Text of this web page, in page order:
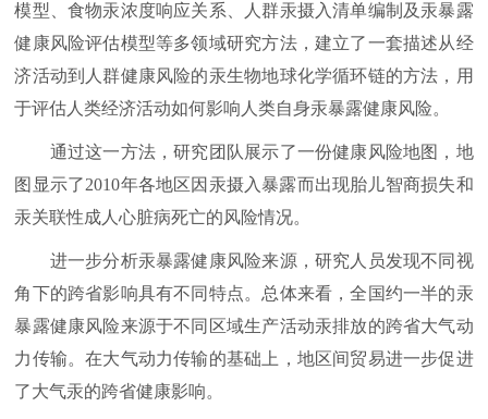
模型、食物汞浓度响应关系、人群汞摄入清单编制及汞暴露
健康风险评估模型等多领域研究方法，建立了一套描述从经
济活动到人群健康风险的汞生物地球化学循环链的方法，用
于评估人类经济活动如何影响人类自身汞暴露健康风险。
通过这一方法，研究团队展示了一份健康风险地图，地
图显示了2010年各地区因汞摄入暴露而出现胎儿智商损失和
汞关联性成人心脏病死亡的风险情况。
进一步分析汞暴露健康风险来源，研究人员发现不同视
角下的跨省影响具有不同特点。总体来看，全国约一半的汞
暴露健康风险来源于不同区域生产活动汞排放的跨省大气动
力传输。在大气动力传输的基础上，地区间贸易进一步促进
了大气汞的跨省健康影响。